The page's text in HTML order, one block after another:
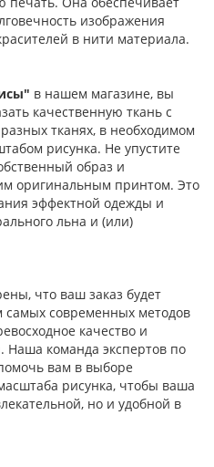
изображения
в нити материала.
в нашем магазине, вы
качественную ткань с
тканях, в необходимом
рисунка. Не упустите
образ и
оригинальным принтом. Это
эффектной одежды и
льна и (или)
что ваш заказ будет
самых современных методов
качество и
Наша команда экспертов по
вам в выборе
рисунка, чтобы ваша
но и удобной в